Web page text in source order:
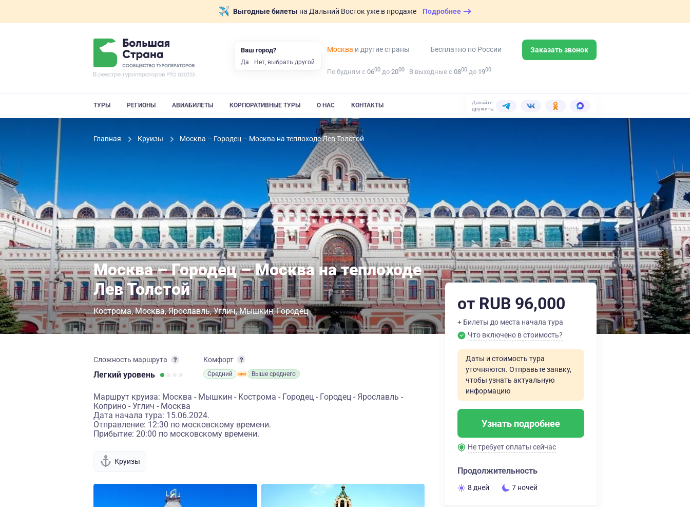
Выгодные билеты на Дальний Восток уже в продаже Подробнее
Москва и другие страны Бесплатно по России Заказать звонок
По будням с 0600 до 2000 В выходные с 0800 до 1900
ТУРЫ РЕГИОНЫ АВИАБИЛЕТЫ КОРПОРАТИВНЫЕ ТУРЫ О НАС КОНТАКТЫ
Давайте
дружить:
Главная Круизы Москва – Городец – Москва на теплоходе Лев Толстой
Москва – Городец – Москва на теплоходе
Лев Толстой
Кострома Москва Ярославль Углич Мышкин Городец
Сложность маршрута
Легкий уровень
Комфорт
Средний Выше среднего
Маршрут круиза: Москва - Мышкин - Кострома - Городец - Городец - Ярославль -
Коприно - Углич - Москва
Дата начала тура: 15.06.2024.
Отправление: 12:30 по московскому времени.
Прибытие: 20:00 по московскому времени.
Круизы
от RUB 96,000
+ Билеты до места начала тура
Что включено в стоимость?
Даты и стоимость тура
уточняются. Отправьте заявку,
чтобы узнать актуальную
информацию
Узнать подробнее
Не требует оплаты сейчас
Продолжительность
8 дней 7 ночей
Ваш город?
Да Нет, выбрать другой